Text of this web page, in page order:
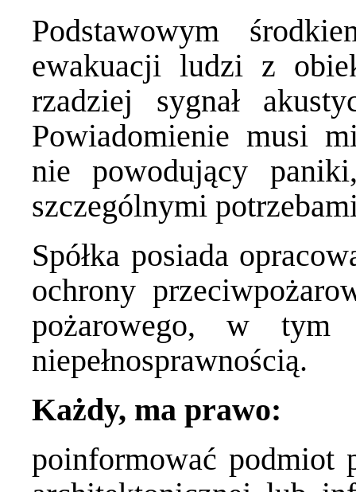
Podstawowym
ewakuacji ludzi z
rzadziej sygnał
Powiadomienie musi
nie powodujący
szczególnymi
Spółka posiada
ochrony
pożarowego, w tym
niepełnosprawnością.
Każdy, ma prawo:
poinformować podmiot